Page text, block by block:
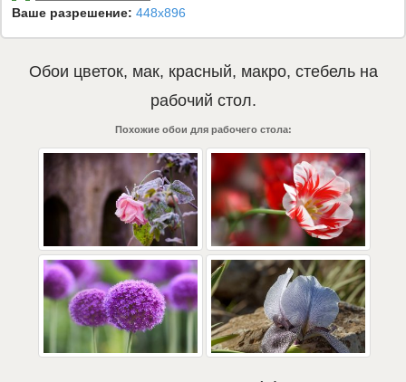
Ваше разрешение: 448x896
Обои цветок, мак, красный, макро, стебельна
рабочий стол.
Похожие обои для рабочего стола: